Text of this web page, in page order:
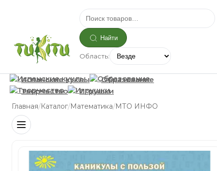
Найти
Область:
Испанские куклы
Образование
Творчество
Игрушки
Главная/Каталог/Математика/МТО ИНФО